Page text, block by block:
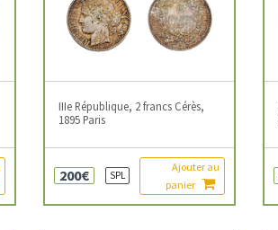
IIIe République, 2 francs Cérès,
1895 Paris
200€ SPL
Ajouter au
panier